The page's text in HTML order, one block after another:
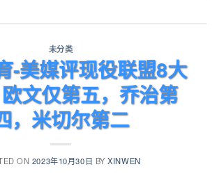
未分类
-美媒评现役联盟8大
文仅第五，乔治第
，米切尔第二
ON 2023年10月30日 BYXINWEN